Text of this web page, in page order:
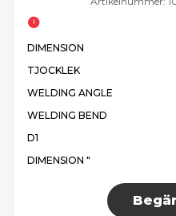
DIMENSION
TJOCKLEK
WELDING ANGLE
WELDING BEND
D1
DIMENSION "